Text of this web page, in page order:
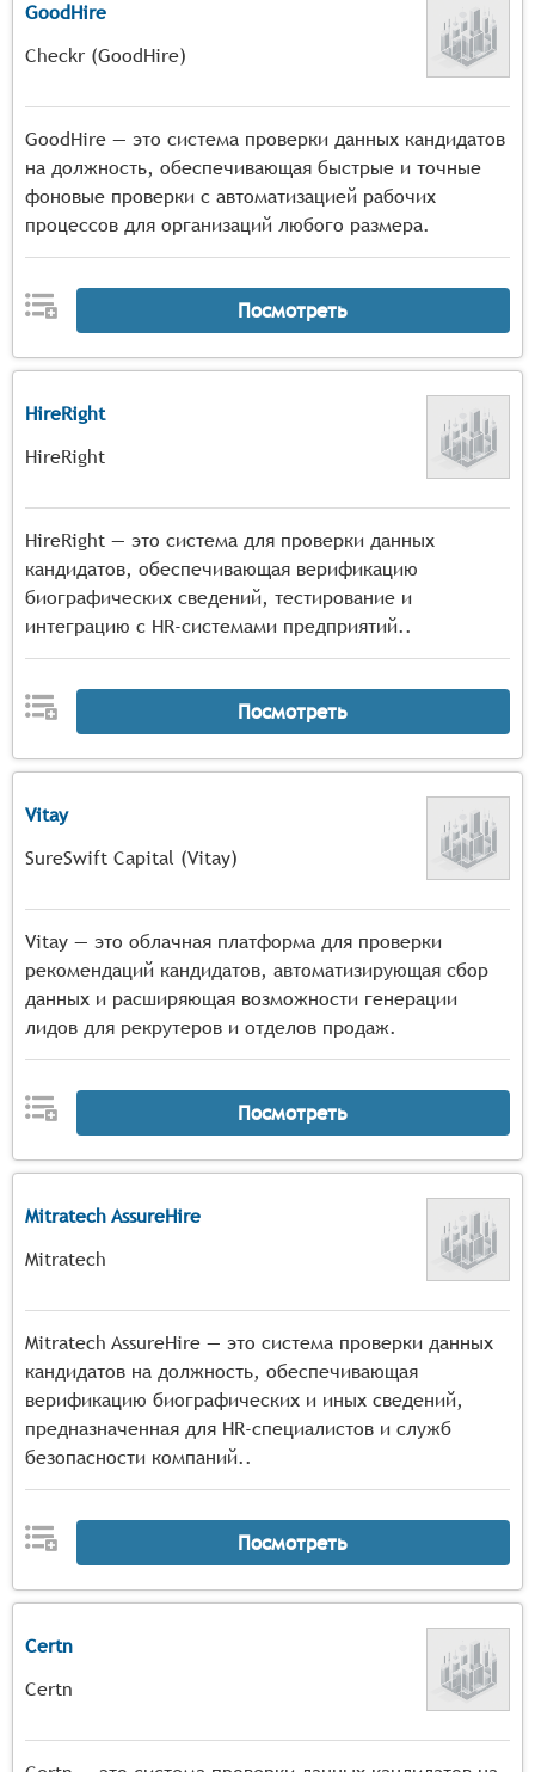
GoodHire
Checkr (GoodHire)
GoodHire — это система проверки данных кандидатов
на должность, обеспечивающая быстрые и точные
фоновые проверки с автоматизацией рабочих
процессов для организаций любого размера.
Посмотреть
HireRight
HireRight
HireRight — это система для проверки данных
кандидатов, обеспечивающая верификацию
биографических сведений, тестирование и
интеграцию с HR-системами предприятий..
Посмотреть
Vitay
SureSwift Capital (Vitay)
Vitay — это облачная платформа для проверки
рекомендаций кандидатов, автоматизирующая сбор
данных и расширяющая возможности генерации
лидов для рекрутеров и отделов продаж.
Посмотреть
Mitratech AssureHire
Mitratech
Mitratech AssureHire — это система проверки данных
кандидатов на должность, обеспечивающая
верификацию биографических и иных сведений,
предназначенная для HR-специалистов и служб
безопасности компаний..
Посмотреть
Certn
Certn